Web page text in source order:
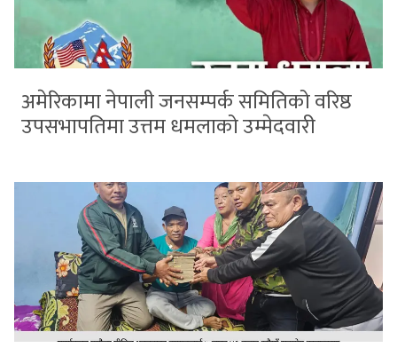
अमेरिकामा नेपाली जनसम्पर्क समितिको वरिष्ठ
उपसभापतिमा उत्तम धमलाको उम्मेदवारी